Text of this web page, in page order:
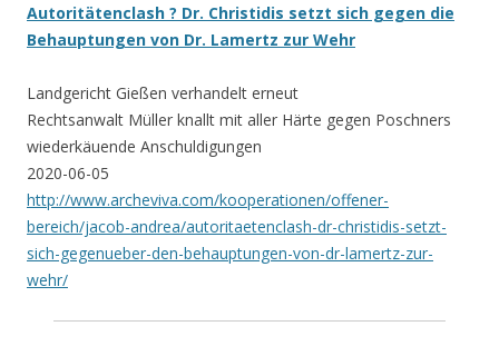
Autoritätenclash ? Dr. Christidis setzt sich gegen die
Behauptungen von Dr. Lamertz zur Wehr
Landgericht Gießen verhandelt erneut
Rechtsanwalt Müller knallt mit aller Härte gegen Poschners
wiederkäuende Anschuldigungen
2020-06-05
http://www.archeviva.com/kooperationen/offener-
bereich/jacob-andrea/autoritaetenclash-dr-christidis-setzt-
sich-gegenueber-den-behauptungen-von-dr-lamertz-zur-
wehr/